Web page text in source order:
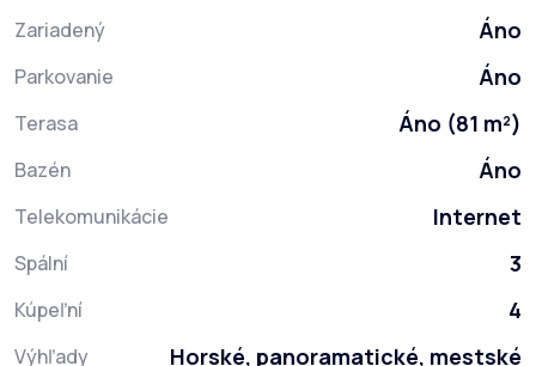
Zariadený Áno
Parkovanie Áno
Terasa Áno (81 m²)
Bazén Áno
Telekomunikácie Internet
Spální 3
Kúpeľní 4
Výhľady Horské, panoramatické, mestské